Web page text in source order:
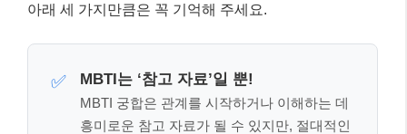
아래 세 가지만큼은 꼭 기억해 주세요.
✅ MBTI는 ‘참고 자료’일 뿐!
MBTI 궁합은 관계를 시작하거나 이해하는 데
흥미로운 참고 자료가 될 수 있지만, 절대적인